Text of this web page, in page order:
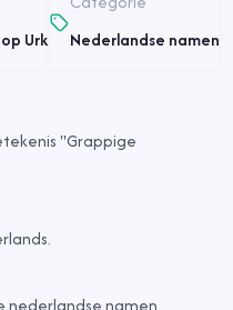
Urk
Nederlandse namen
"Grappige
.
nederlandse namen.